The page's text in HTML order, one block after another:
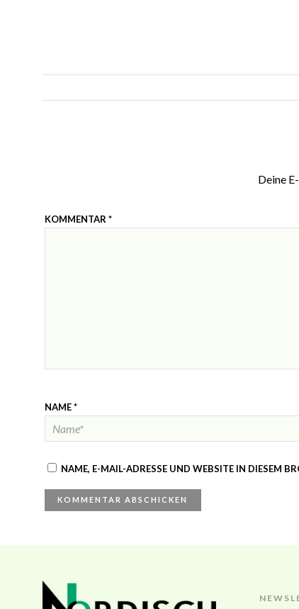
Deine
KOMMENTAR *
NAME*
NAME, E-MAIL-ADRESSE UND WEBSITE IN DIESEM